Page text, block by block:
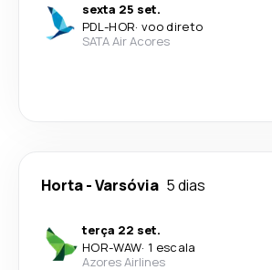
sexta 25 set.
PDL-HOR· voo direto
SATA Air Acores
Horta-Varsóvia 5 dias
terça 22 set.
HOR-WAW· 1 escala
Azores Airlines